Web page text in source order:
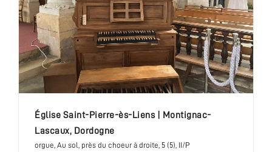
Église Saint-Pierre-ès-Liens|
Montignac-
Lascaux, Dordogne
orgue, Au sol, près du choeur à droite, 5 (5), II/P